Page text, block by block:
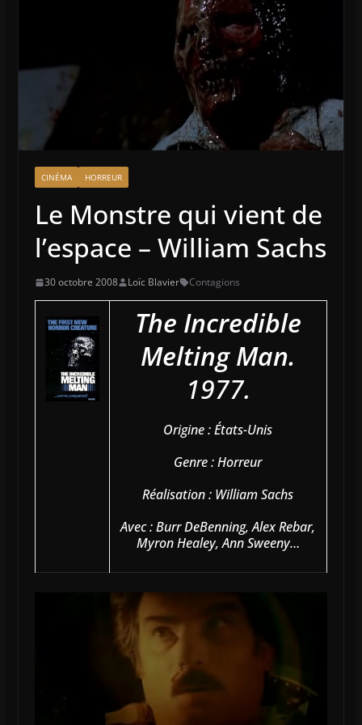
CINÉMA HORREUR
Le Monstre qui vient de
l’espace – William Sachs
30 octobre 2008 Loïc Blavier Contagions
The Incredible
Melting Man.
1977.
Origine : États-Unis
Genre : Horreur
Réalisation : William Sachs
Avec : Burr DeBenning, Alex Rebar,
Myron Healey, Ann Sweeny…